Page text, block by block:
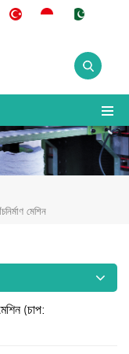
মেশিন
(চাপ: